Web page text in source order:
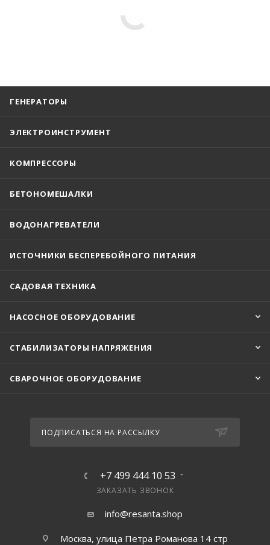
ГЕНЕРАТОРЫ
ЭЛЕКТРОИНСТРУМЕНТ
КОМПРЕССОРЫ
БЕТОНОМЕШАЛКИ
ВОДОНАГРЕВАТЕЛИ
ИСТОЧНИКИ БЕСПЕРЕБОЙНОГО ПИТАНИЯ
САДОВАЯ ТЕХНИКА
НАСОСНОЕ ОБОРУДОВАНИЕ
СТАБИЛИЗАТОРЫ НАПРЯЖЕНИЯ
СВАРОЧНОЕ ОБОРУДОВАНИЕ
ПОДПИСАТЬСЯ НА РАССЫЛКУ
+7 499 444 10 53
ЗАКАЗАТЬ ЗВОНОК
info@resanta.shop
Москва, улица Петра Романова 14 стр